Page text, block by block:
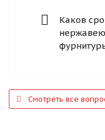
Каков
Смотреть все